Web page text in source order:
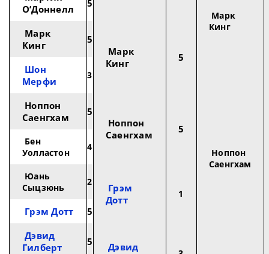
Марк
Кинг
О’Доннелл
5
Марк
Кинг
5
Марк
Кинг
5
Шон
Мерфи
3
Ноппон
Саенгхам
5
Ноппон
Саенгхам
5
Ноппон
Саенгхам
Бен
Уолластон
4
Юань
Сыцзюнь
2
Грэм
Дотт
1
Грэм Дотт
5
Дэвид
Гилберт
5
Дэвид